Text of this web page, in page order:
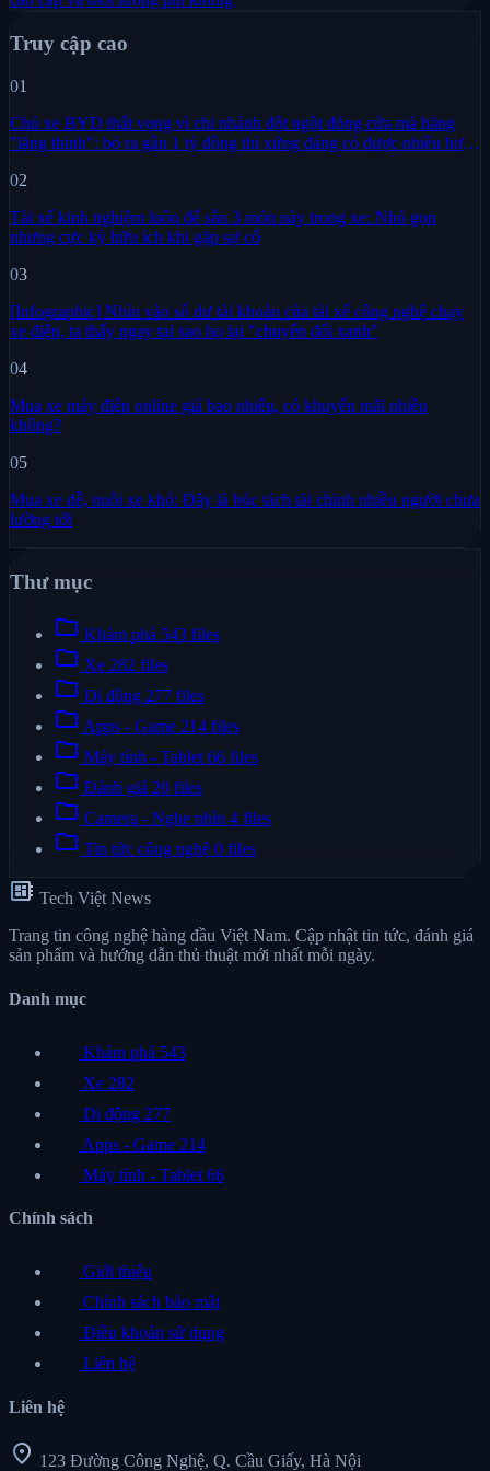
Truy cập cao
01
Chủ xe BYD thất vọng vì chi nhánh đột ngột đóng cửa mà hãng
"lặng thinh": bỏ ra gần 1 tỷ đồng thì xứng đáng có được nhiều hơn
02
Tài xế kinh nghiệm luôn để sẵn 3 món này trong xe: Nhỏ gọn
nhưng cực kỳ hữu ích khi gặp sự cố
03
[Infographic] Nhìn vào số dư tài khoản của tài xế công nghệ chạy
xe điện, ta thấy ngay tại sao họ lại "chuyển đổi xanh"
04
Mua xe máy điện online giá bao nhiêu, có khuyến mãi nhiều
không?
05
Mua xe dễ, nuôi xe khó: Đây là bóc tách tài chính nhiều người chưa
lường tới
Thư mục
folder Khám phá 543 files
folder Xe 282 files
folder Di động 277 files
folder Apps - Game 214 files
folder Máy tính - Tablet 66 files
folder Đánh giá 20 files
folder Camera - Nghe nhìn 4 files
folder Tin tức công nghệ 0 files
developer_board Tech Việt News
Trang tin công nghệ hàng đầu Việt Nam. Cập nhật tin tức, đánh giá
sản phẩm và hướng dẫn thủ thuật mới nhất mỗi ngày.
Danh mục
Khám phá 543
Xe 282
Di động 277
Apps - Game 214
Máy tính - Tablet 66
Chính sách
Giới thiệu
Chính sách bảo mật
Điều khoản sử dụng
Liên hệ
Liên hệ
location_on 123 Đường Công Nghệ, Q. Cầu Giấy, Hà Nội